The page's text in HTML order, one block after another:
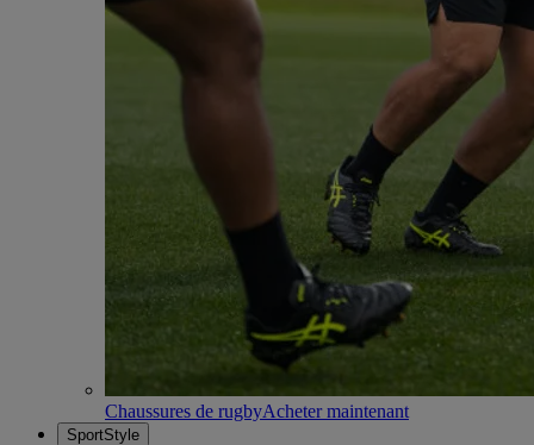
Chaussures de rugbyAcheter maintenant
SportStyle